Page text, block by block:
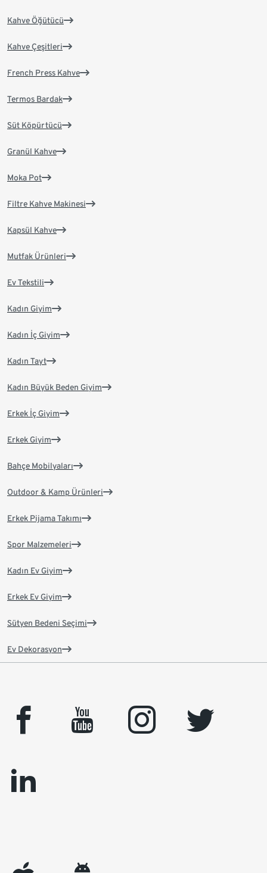
Kahve Öğütücü
Kahve Çeşitleri
French Press Kahve
Termos Bardak
Süt Köpürtücü
Granül Kahve
Moka Pot
Filtre Kahve Makinesi
Kapsül Kahve
Mutfak Ürünleri
Ev Tekstili
Kadın Giyim
Kadın İç Giyim
Kadın Tayt
Kadın Büyük Beden Giyim
Erkek İç Giyim
Erkek Giyim
Bahçe Mobilyaları
Outdoor & Kamp Ürünleri
Erkek Pijama Takımı
Spor Malzemeleri
Kadın Ev Giyim
Erkek Ev Giyim
Sütyen Bedeni Seçimi
Ev Dekorasyon
facebook youtube instagram
twitter
linkedin